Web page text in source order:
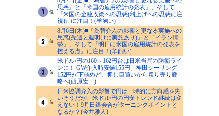
思惑』と『米国の雇用統計の発表』、そして
『米国の金融政策への思惑(利上げへの思惑に注
視)』に注目！(羊飼い)
8月6日(木)■『為替介入の影響と更なる実施への
思惑(先週と週明けに実施あり)』と『イラン情
勢』、そして『明日に米国の雇用統計の発表を
控える点』に注目！(羊飼い)
米ドル/円の160～162円台は日米当局の防衛ライ
ンに！ GW介入時安値155円、神田シーリング
152円が下値めど、押し目買いから戻り売り戦
略へ(西原宏一)
日米協調介入の影響で円は一時的に方向感を失
いそうだが、米ドル/円の円安トレンド継続は変
えない！9月日銀会合がターニングポイントと
なるか？(今井雅人)